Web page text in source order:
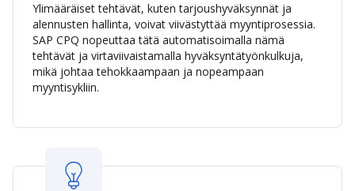
Ylimääräiset tehtävät, kuten tarjoushyväksynnät ja
alennusten hallinta, voivat viivästyttää myyntiprosessia.
SAP CPQ nopeuttaa tätä automatisoimalla nämä
tehtävät ja virtaviivaistamalla hyväksyntätyönkulkuja,
mikä johtaa tehokkaampaan ja nopeampaan
myyntisykliin.